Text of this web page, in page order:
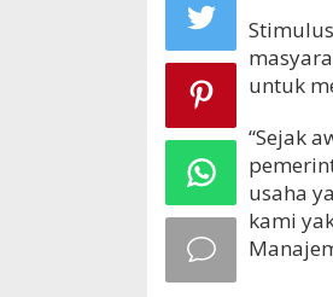
untuk
“Sejak
usaha
kami